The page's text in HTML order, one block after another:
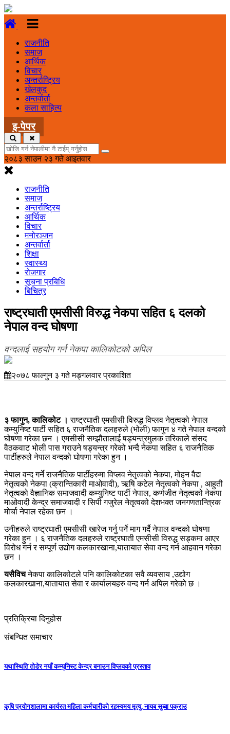
राजनीति
समाज
आर्थिक
विचार
अन्तर्राष्ट्रिय
खेलकुद
अन्तर्वार्ता
कला साहित्य
इ-पेपर
२०८३ साउन २३ गते आइतवार
राजनीति
समाज
अन्तर्राष्ट्रिय
आर्थिक
विचार
मनोरञ्जन
अन्तर्वार्ता
शिक्षा
स्वास्थ्य
रोजगार
सूचना प्रबिधि
बिचित्र
राष्ट्रघाती एमसीसी विरुद्ध नेकपा सहित ६ दलको
नेपाल वन्द घोषणा
वन्दलाई सहयोग गर्न नेकपा कालिकोटको अपिल
२०७८ फाल्गुन ३ गते मङ्गलवार प्रकाशित
३ फागुन, कालिकोट । राष्ट्रघाती एमसीसी विरुद्ध विप्लव नेतृत्वको नेपाल
कम्युनिष्ट पार्टी सहित ६ राजनैतिक दलहरुले (भोली) फागुन ४ गते नेपाल वन्दको
घोषणा गरेका छन । एमसीसी सम्झौतालाई षड्यन्त्रमुलक तरिकाले संसद
वैठकवाट भोली पास गराउने षड्यन्त्र गरेको भन्दै नेकपा सहित ६ राजनैतिक
पार्टीहरुले नेपाल वन्दको घोषणा गरेका हुन ।
नेपाल वन्द गर्ने राजनैतिक पार्टीहरुमा विप्लव नेतृत्वको नेकपा, मोहन वैद्य
नेतृत्वको नेकपा (क्रान्तिकारी माओवादी), ऋषि कटेल नेतृत्वको नेकपा , आहुती
नेतृत्वको वैज्ञानिक समाजवादी कम्युनिष्ट पार्टी नेपाल, कर्णजीत नेतृत्वको नेकपा
माओवादी केन्द्र समाजवादी र सिपी गजुरेल नेतृत्वको देशभक्त जनगणतान्त्रिक
मोर्चा नेपाल रहेका छन ।
उनीहरुले राष्ट्रघाती एमसीसी खारेज गर्नु पर्ने माग गर्दै नेपाल वन्दको घोषणा
गरेका हुन । ६ राजनैतिक दलहरुले राष्ट्रघाती एमसीसी विरुद्ध सड्कमा आएर
विरोध गर्न र सम्पूर्ण उद्योग कलकारखाना,यातायात सेवा वन्द गर्न आहवान गरेका
छन ।
यसैविचनेकपा कालिकोटले पनि कालिकोटका सवै व्यवसाय ,उद्योग
कलकारखाना,यातायात सेवा र कार्यालयहरु वन्द गर्न अपिल गरेको छ ।
प्रतिक्रिया दिनुहोस
संबन्धित समाचार
यथास्थिति तोडेर नयाँ कम्युनिस्ट केन्द्र बनाउन विप्लवको प्रस्ताव
कृषि प्रयोगशालामा कार्यरत महिला कर्मचारीको रहस्यमय मृत्यु, नायब सुब्बा पक्राउ